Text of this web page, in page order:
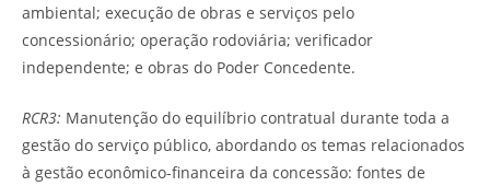
ambiental; execução de obras e serviços pelo
concessionário; operação rodoviária; verificador
independente; e obras do Poder Concedente.
RCR3: Manutenção do equilíbrio contratual durante toda a
gestão do serviço público, abordando os temas relacionados
à gestão econômico-financeira da concessão: fontes de